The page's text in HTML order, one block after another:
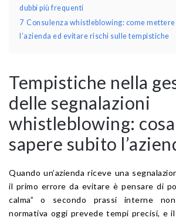
dubbi più frequenti
7 Consulenza whistleblowing: come
l’azienda ed evitare rischi sulle tempistiche
Tempistiche nella
delle segnalazioni
whistleblowing:
sapere subito
Quando un’azienda riceve una
il primo errore da evitare è pensare di
calma” o secondo prassi interne
normativa oggi prevede tempi precisi, e